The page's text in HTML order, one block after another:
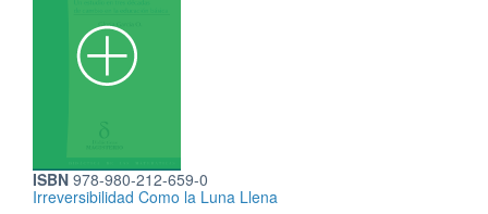
ISBN 978-980-212-659-0
Irreversibilidad Como la Luna Llena